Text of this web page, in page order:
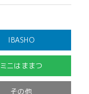
IBASHO
ミニはままつ
その他